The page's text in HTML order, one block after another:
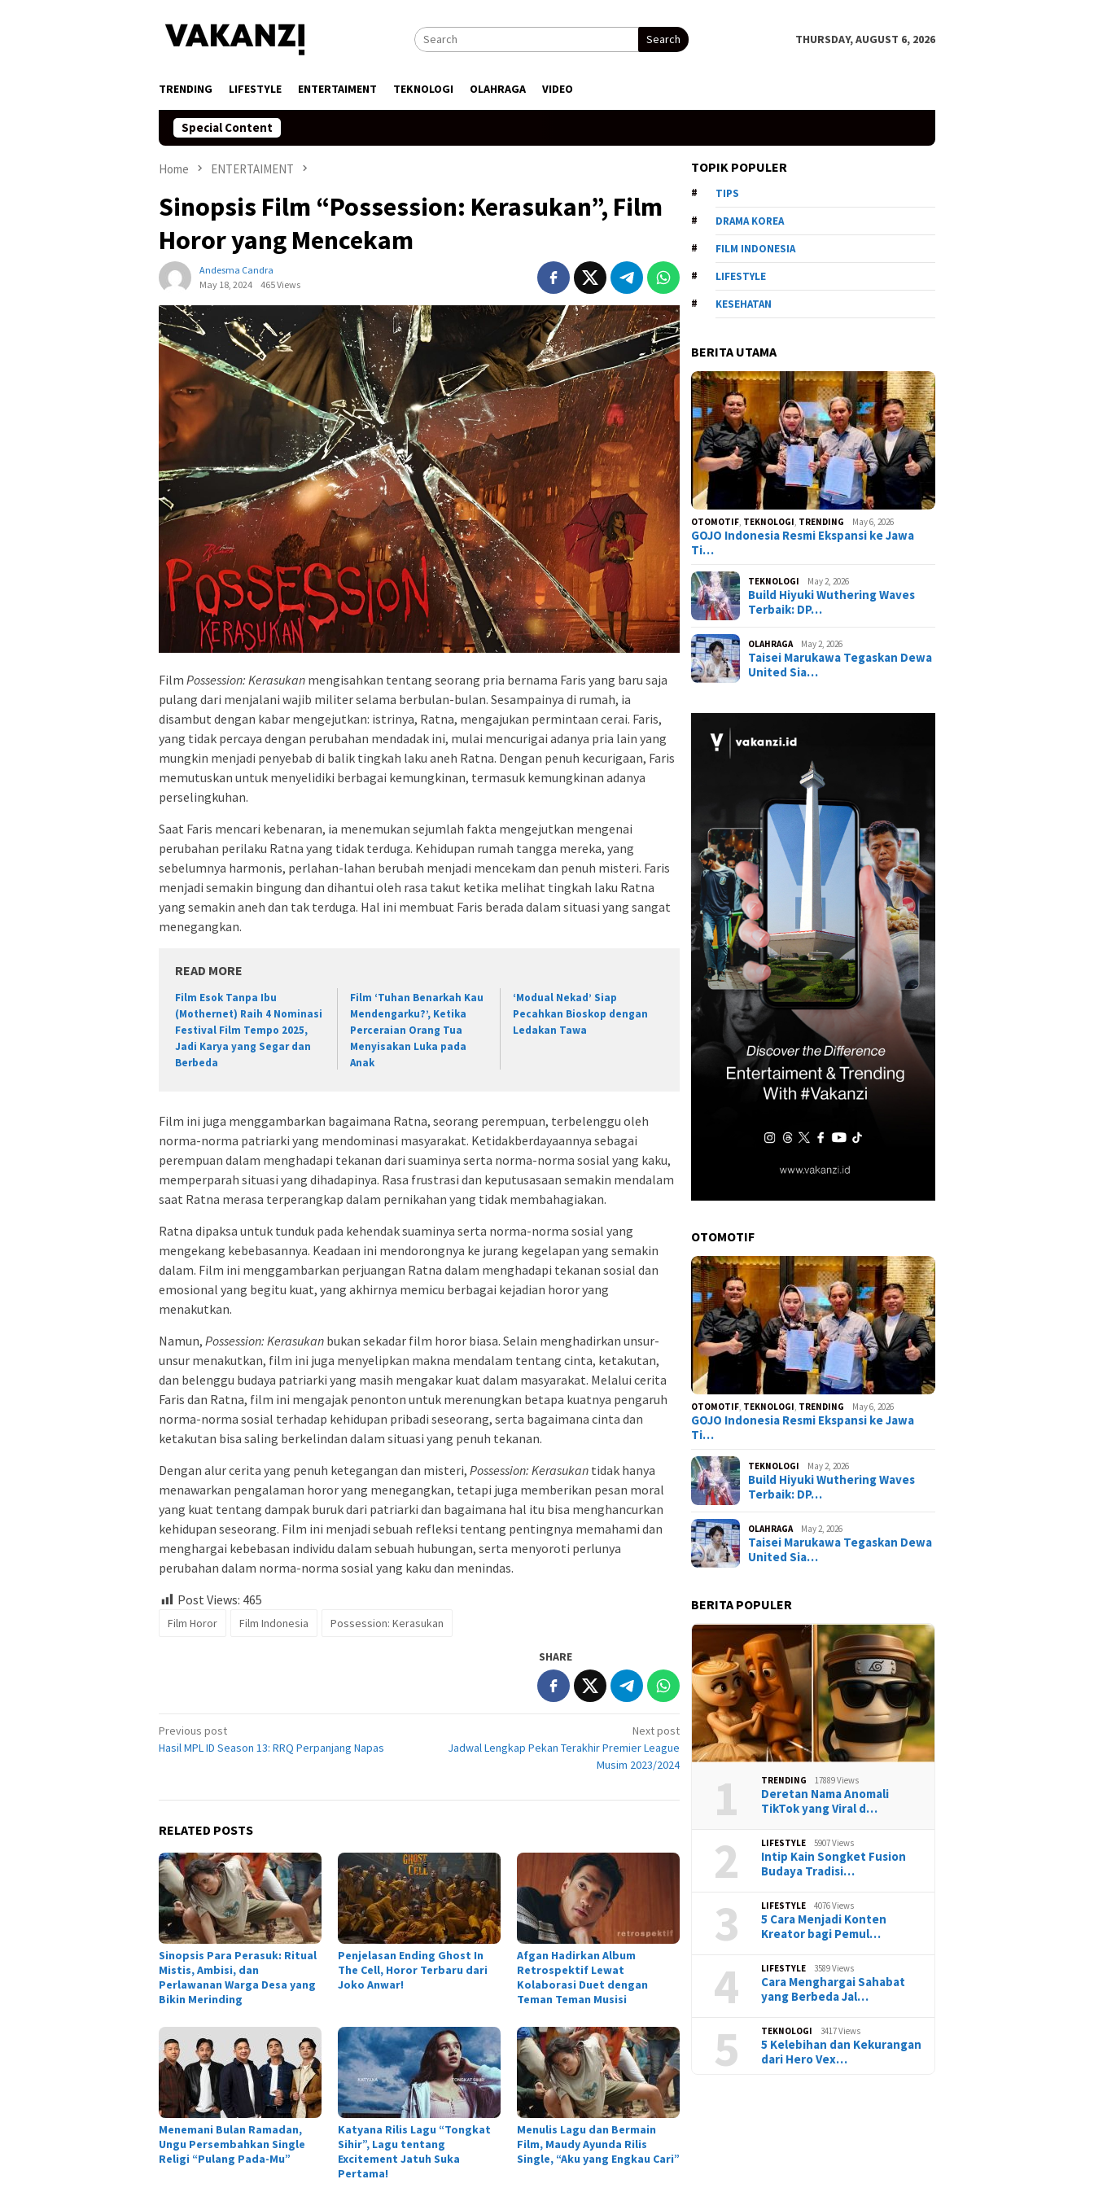
Search THURSDAY, AUGUST 6, 2026
TRENDING LIFESTYLE ENTERTAIMENT TEKNOLOGI OLAHRAGA VIDEO
Special Content
Home ENTERTAIMENT
Sinopsis Film “Possession: Kerasukan”, Film
Horor yang Mencekam
Andesma Candra
May 18, 2024
465 Views
Film Possession: Kerasukan mengisahkan tentang seorang pria bernama Faris yang baru saja
pulang dari menjalani wajib militer selama berbulan-bulan. Sesampainya di rumah, ia
disambut dengan kabar mengejutkan: istrinya, Ratna, mengajukan permintaan cerai. Faris,
yang tidak percaya dengan perubahan mendadak ini, mulai mencurigai adanya pria lain yang
mungkin menjadi penyebab di balik tingkah laku aneh Ratna. Dengan penuh kecurigaan, Faris
memutuskan untuk menyelidiki berbagai kemungkinan, termasuk kemungkinan adanya
perselingkuhan.
Saat Faris mencari kebenaran, ia menemukan sejumlah fakta mengejutkan mengenai
perubahan perilaku Ratna yang tidak terduga. Kehidupan rumah tangga mereka, yang
sebelumnya harmonis, perlahan-lahan berubah menjadi mencekam dan penuh misteri. Faris
menjadi semakin bingung dan dihantui oleh rasa takut ketika melihat tingkah laku Ratna
yang semakin aneh dan tak terduga. Hal ini membuat Faris berada dalam situasi yang sangat
menegangkan.
READ MORE
Film Esok Tanpa Ibu
(Mothernet) Raih 4 Nominasi
Festival Film Tempo 2025,
Jadi Karya yang Segar dan
Berbeda
Film ‘Tuhan Benarkah Kau
Mendengarku?’, Ketika
Perceraian Orang Tua
Menyisakan Luka pada
Anak
‘Modual Nekad’ Siap
Pecahkan Bioskop dengan
Ledakan Tawa
Film ini juga menggambarkan bagaimana Ratna, seorang perempuan, terbelenggu oleh
norma-norma patriarki yang mendominasi masyarakat. Ketidakberdayaannya sebagai
perempuan dalam menghadapi tekanan dari suaminya serta norma-norma sosial yang kaku,
memperparah situasi yang dihadapinya. Rasa frustrasi dan keputusasaan semakin mendalam
saat Ratna merasa terperangkap dalam pernikahan yang tidak membahagiakan.
Ratna dipaksa untuk tunduk pada kehendak suaminya serta norma-norma sosial yang
mengekang kebebasannya. Keadaan ini mendorongnya ke jurang kegelapan yang semakin
dalam. Film ini menggambarkan perjuangan Ratna dalam menghadapi tekanan sosial dan
emosional yang begitu kuat, yang akhirnya memicu berbagai kejadian horor yang
menakutkan.
Namun, Possession: Kerasukan bukan sekadar film horor biasa. Selain menghadirkan unsur-
unsur menakutkan, film ini juga menyelipkan makna mendalam tentang cinta, ketakutan,
dan belenggu budaya patriarki yang masih mengakar kuat dalam masyarakat. Melalui cerita
Faris dan Ratna, film ini mengajak penonton untuk merenungkan betapa kuatnya pengaruh
norma-norma sosial terhadap kehidupan pribadi seseorang, serta bagaimana cinta dan
ketakutan bisa saling berkelindan dalam situasi yang penuh tekanan.
Dengan alur cerita yang penuh ketegangan dan misteri, Possession: Kerasukan tidak hanya
menawarkan pengalaman horor yang menegangkan, tetapi juga memberikan pesan moral
yang kuat tentang dampak buruk dari patriarki dan bagaimana hal itu bisa menghancurkan
kehidupan seseorang. Film ini menjadi sebuah refleksi tentang pentingnya memahami dan
menghargai kebebasan individu dalam sebuah hubungan, serta menyoroti perlunya
perubahan dalam norma-norma sosial yang kaku dan menindas.
Post Views: 465
Film Horor Film Indonesia Possession: Kerasukan
SHARE
Post
navigation
Previous post
Hasil MPL ID Season 13: RRQ Perpanjang Napas
Next post
Jadwal Lengkap Pekan Terakhir Premier League
Musim 2023/2024
RELATED POSTS
Sinopsis Para Perasuk: Ritual
Mistis, Ambisi, dan
Perlawanan Warga Desa yang
Bikin Merinding
Penjelasan Ending Ghost In
The Cell, Horor Terbaru dari
Joko Anwar!
Afgan Hadirkan Album
Retrospektif Lewat
Kolaborasi Duet dengan
Teman Teman Musisi
Menemani Bulan Ramadan,
Ungu Persembahkan Single
Religi “Pulang Pada-Mu”
Katyana Rilis Lagu “Tongkat
Sihir”, Lagu tentang
Excitement Jatuh Suka
Pertama!
Menulis Lagu dan Bermain
Film, Maudy Ayunda Rilis
Single, “Aku yang Engkau Cari”
TOPIK POPULER
TIPS
DRAMA KOREA
FILM INDONESIA
LIFESTYLE
KESEHATAN
BERITA UTAMA
OTOMOTIF TEKNOLOGI TRENDING May 6, 2026
GOJO Indonesia Resmi Ekspansi ke Jawa
Ti…
TEKNOLOGI May 2, 2026
Build Hiyuki Wuthering Waves
Terbaik: DP…
OLAHRAGA May 2, 2026
Taisei Marukawa Tegaskan Dewa
United Sia…
OTOMOTIF
OTOMOTIF, TEKNOLOGI, TRENDING May 6, 2026
GOJO Indonesia Resmi Ekspansi ke Jawa
Ti…
TEKNOLOGI May 2, 2026
Build Hiyuki Wuthering Waves
Terbaik: DP…
OLAHRAGA May 2, 2026
Taisei Marukawa Tegaskan Dewa
United Sia…
BERITA POPULER
1 TRENDING 17889 Views
Deretan Nama Anomali
TikTok yang Viral d…
2 LIFESTYLE 5907 Views
Intip Kain Songket Fusion
Budaya Tradisi…
3 LIFESTYLE 4076 Views
5 Cara Menjadi Konten
Kreator bagi Pemul…
4 LIFESTYLE 3589 Views
Cara Menghargai Sahabat
yang Berbeda Jal…
5 TEKNOLOGI 3417 Views
5 Kelebihan dan Kekurangan
dari Hero Vex…